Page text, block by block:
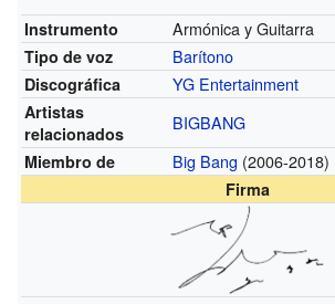
Instrumento Armónica y Guitarra
Tipo de voz Barítono
Discográfica YG Entertainment
Artistas
relacionados
BIGBANG
Miembro de Big Bang (2006-2018)
Firma